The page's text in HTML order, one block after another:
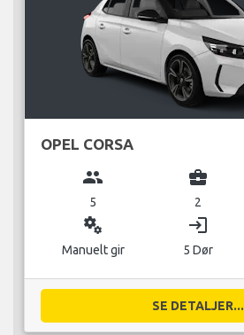
OPEL CORSA
group
5
business_center
2
miscellaneous_services
Manuelt gir
login
5 Dør
SE DETALJER...